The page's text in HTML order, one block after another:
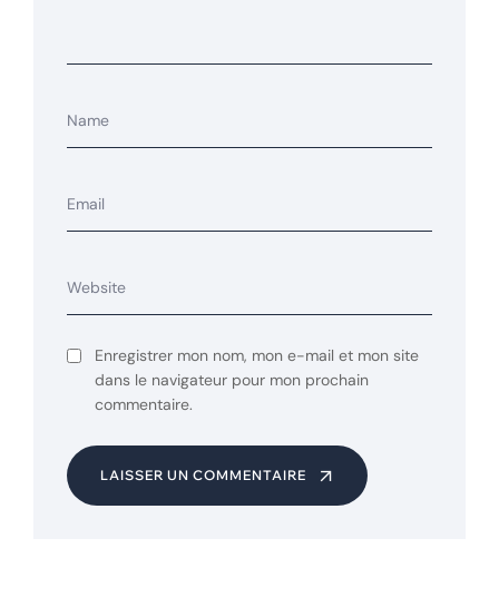
Enregistrer mon nom, mon e-mail et mon site
dans le navigateur pour mon prochain
commentaire.
LAISSER UN COMMENTAIRE